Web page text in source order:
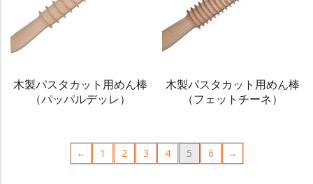
木製パスタカット用めん棒
（パッパルデッレ）
木製パスタカット用めん棒
（フェットチーネ）
← 1 2 3 4 5 6 →